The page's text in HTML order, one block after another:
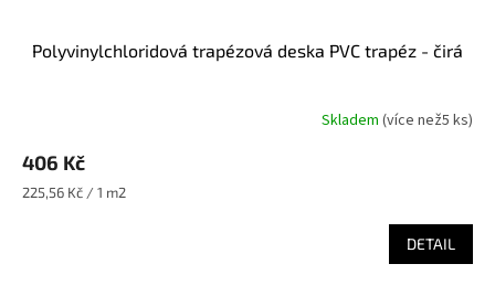
Polyvinylchloridová trapézová deska PVC trapéz - čirá
Skladem (více než5 ks)
406 Kč
Měrná
225,56 Kč / 1 m2
DETAIL